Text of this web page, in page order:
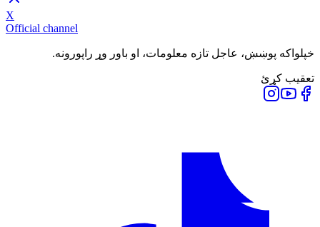
X
Official channel
خپلواکه پوښښ، عاجل تازه معلومات، او باور وړ راپورونه.
تعقیب کړئ